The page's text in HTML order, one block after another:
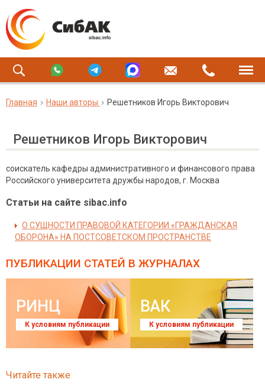
Главная Наши авторы Решетников Игорь Викторович
Решетников Игорь Викторович
соискатель кафедры административного и финансового права
Российского университета дружбы народов, г. Москва
Статьи на сайте sibac.info
О СУЩНОСТИ ПРАВОВОЙ КАТЕГОРИИ «ГРАЖДАНСКАЯ
ОБОРОНА» НА ПОСТСОВЕТСКОМ ПРОСТРАНСТВЕ
ПУБЛИКАЦИИ СТАТЕЙ В ЖУРНАЛАХ
РИНЦ
К условиям публикации
ВАК
К условиям публикации
Читайте также